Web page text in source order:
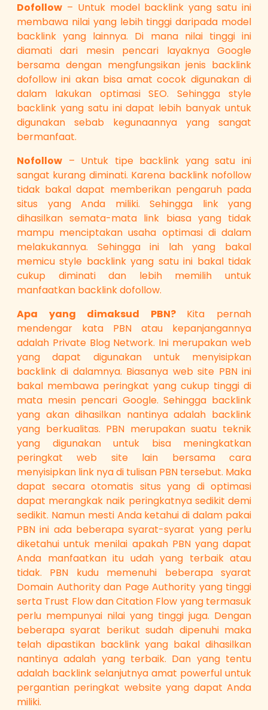
Dofollow – Untuk model backlink yang satu ini
membawa nilai yang lebih tinggi daripada model
backlink yang lainnya. Di mana nilai tinggi ini
diamati dari mesin pencari layaknya Google
bersama dengan mengfungsikan jenis backlink
dofollow ini akan bisa amat cocok digunakan di
dalam lakukan optimasi SEO. Sehingga style
backlink yang satu ini dapat lebih banyak untuk
digunakan sebab kegunaannya yang sangat
bermanfaat.
Nofollow – Untuk tipe backlink yang satu ini
sangat kurang diminati. Karena backlink nofollow
tidak bakal dapat memberikan pengaruh pada
situs yang Anda miliki. Sehingga link yang
dihasilkan semata-mata link biasa yang tidak
mampu menciptakan usaha optimasi di dalam
melakukannya. Sehingga ini lah yang bakal
memicu style backlink yang satu ini bakal tidak
cukup diminati dan lebih memilih untuk
manfaatkan backlink dofollow.
Apa yang dimaksud PBN? Kita pernah
mendengar kata PBN atau kepanjangannya
adalah Private Blog Network. Ini merupakan web
yang dapat digunakan untuk menyisipkan
backlink di dalamnya. Biasanya web site PBN ini
bakal membawa peringkat yang cukup tinggi di
mata mesin pencari Google. Sehingga backlink
yang akan dihasilkan nantinya adalah backlink
yang berkualitas. PBN merupakan suatu teknik
yang digunakan untuk bisa meningkatkan
peringkat web site lain bersama cara
menyisipkan link nya di tulisan PBN tersebut. Maka
dapat secara otomatis situs yang di optimasi
dapat merangkak naik peringkatnya sedikit demi
sedikit. Namun mesti Anda ketahui di dalam pakai
PBN ini ada beberapa syarat-syarat yang perlu
diketahui untuk menilai apakah PBN yang dapat
Anda manfaatkan itu udah yang terbaik atau
tidak. PBN kudu memenuhi beberapa syarat
Domain Authority dan Page Authority yang tinggi
serta Trust Flow dan Citation Flow yang termasuk
perlu mempunyai nilai yang tinggi juga. Dengan
beberapa syarat berikut sudah dipenuhi maka
telah dipastikan backlink yang bakal dihasilkan
nantinya adalah yang terbaik. Dan yang tentu
adalah backlink selanjutnya amat powerful untuk
pergantian peringkat website yang dapat Anda
miliki.